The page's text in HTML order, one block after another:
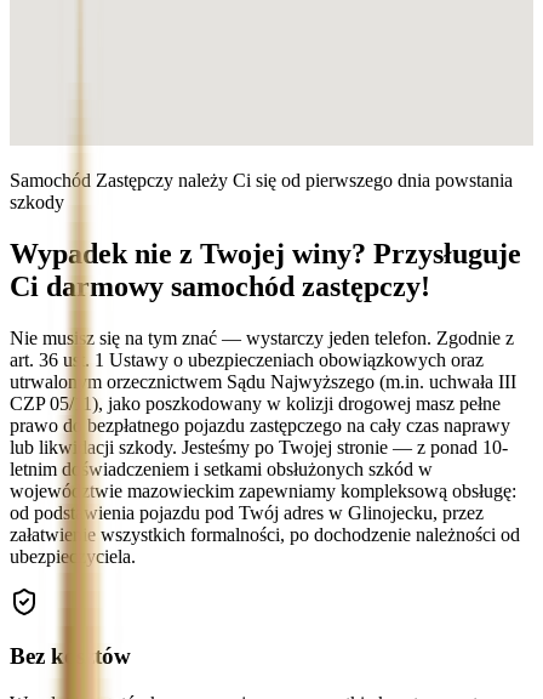
Samochód Zastępczy należy Ci się od pierwszego dnia powstania
szkody
Wypadek nie z Twojej winy? Przysługuje
Ci darmowy samochód zastępczy!
Nie musisz się na tym znać — wystarczy jeden telefon. Zgodnie z
art. 36 ust. 1 Ustawy o ubezpieczeniach obowiązkowych oraz
utrwalonym orzecznictwem Sądu Najwyższego (m.in. uchwała III
CZP 05/11), jako poszkodowany w kolizji drogowej masz pełne
prawo do bezpłatnego pojazdu zastępczego na cały czas naprawy
lub likwidacji szkody. Jesteśmy po Twojej stronie — z ponad 10-
letnim doświadczeniem i setkami obsłużonych szkód w
województwie mazowieckim zapewniamy kompleksową obsługę:
od podstawienia pojazdu pod Twój adres w Glinojecku, przez
załatwienie wszystkich formalności, po dochodzenie należności od
ubezpieczyciela.
Bez kosztów